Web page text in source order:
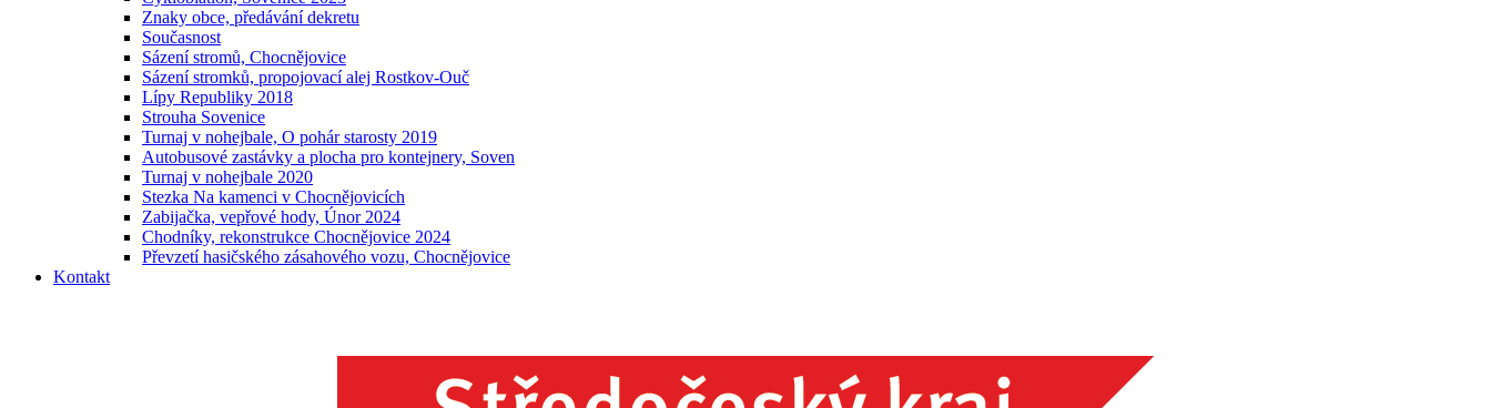
Znaky obce, předávání dekretu
Současnost
Sázení stromů, Chocnějovice
Sázení stromků, propojovací alej Rostkov-Ouč
Lípy Republiky 2018
Strouha Sovenice
Turnaj v nohejbale, O pohár starosty 2019
Autobusové zastávky a plocha pro kontejnery, Soven
Turnaj v nohejbale 2020
Stezka Na kamenci v Chocnějovicích
Zabijačka, vepřové hody, Únor 2024
Chodníky, rekonstrukce Chocnějovice 2024
Převzetí hasičského zásahového vozu, Chocnějovice
Kontakt